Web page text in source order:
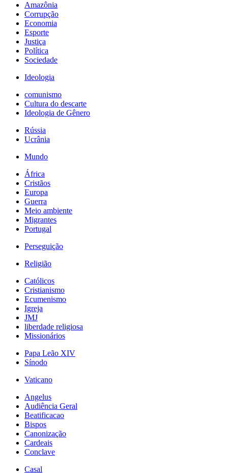
Amazônia
Corrupção
Economia
Esporte
Justiça
Política
Sociedade
Ideologia
comunismo
Cultura do descarte
Ideologia de Gênero
Rússia
Ucrânia
Mundo
África
Cristãos
Europa
Guerra
Meio ambiente
Migrantes
Portugal
Perseguição
Religião
Católicos
Cristianismo
Ecumenismo
Igreja
JMJ
liberdade religiosa
Missionários
Papa Leão XIV
Sínodo
Vaticano
Angelus
Audiência Geral
Beatificacao
Bispos
Canonização
Cardeais
Conclave
Casal